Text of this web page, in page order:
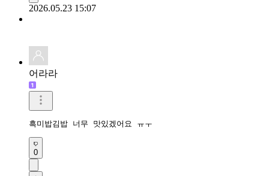
2026.05.23 15:07
어라라
흑미밥김밥 너무 맛있겠어요 ㅠㅜ
0